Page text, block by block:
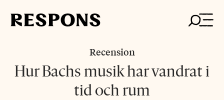
Recension
Hur Bachs musik har vandrat i
tid och rum